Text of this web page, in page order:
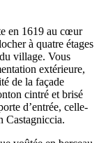
en 1619 au cœur
à quatre étages
village. Vous
extérieure,
de la façade
cintré et brisé
d’entrée, celle-
Castagniccia.